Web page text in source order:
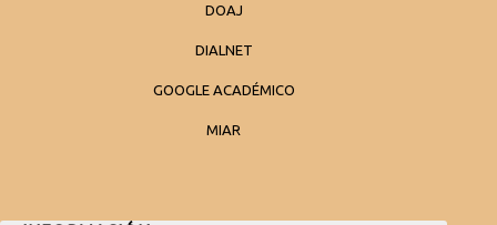
DOAJ
DIALNET
GOOGLE ACADÉMICO
MIAR